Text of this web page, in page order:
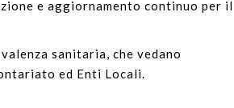
e aggiornamento continuo per il
sanitaria, che vedano
ed Enti Locali.